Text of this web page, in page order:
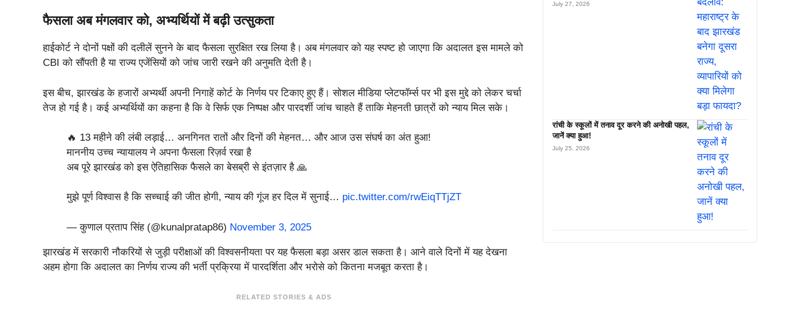
फैसला अब मंगलवार को, अभ्यर्थियों में बढ़ी उत्सुकता
हाईकोर्ट ने दोनों पक्षों की दलीलें सुनने के बाद फैसला सुरक्षित रख लिया है। अब मंगलवार को यह स्पष्ट हो जाएगा कि अदालत इस मामले को
CBI को सौंपती है या राज्य एजेंसियों को जांच जारी रखने की अनुमति देती है।
इस बीच, झारखंड के हजारों अभ्यर्थी अपनी निगाहें कोर्ट के निर्णय पर टिकाए हुए हैं। सोशल मीडिया प्लेटफॉर्म्स पर भी इस मुद्दे को लेकर चर्चा
तेज हो गई है। कई अभ्यर्थियों का कहना है कि वे सिर्फ एक निष्पक्ष और पारदर्शी जांच चाहते हैं ताकि मेहनती छात्रों को न्याय मिल सके।
🔥 13 महीने की लंबी लड़ाई… अनगिनत रातों और दिनों की मेहनत… और आज उस संघर्ष का अंत हुआ!
माननीय उच्च न्यायालय ने अपना फैसला रिज़र्व रखा है
अब पूरे झारखंड को इस ऐतिहासिक फैसले का बेसब्री से इंतज़ार है 🙏
मुझे पूर्ण विश्वास है कि सच्चाई की जीत होगी, न्याय की गूंज हर दिल में सुनाई… pic.twitter.com/rwEiqTTjZT
— कुणाल प्रताप सिंह (@kunalpratap86) November 3, 2025
झारखंड में सरकारी नौकरियों से जुड़ी परीक्षाओं की विश्वसनीयता पर यह फैसला बड़ा असर डाल सकता है। आने वाले दिनों में यह देखना
अहम होगा कि अदालत का निर्णय राज्य की भर्ती प्रक्रिया में पारदर्शिता और भरोसे को कितना मजबूत करता है।
RELATED STORIES & ADS
July 27, 2026
रांची के स्कूलों में तनाव दूर करने की अनोखी पहल,
जानें क्या हुआ!
July 25, 2026